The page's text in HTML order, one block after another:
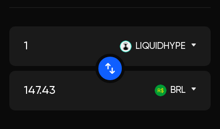
LIQUIDHYPE
BRL